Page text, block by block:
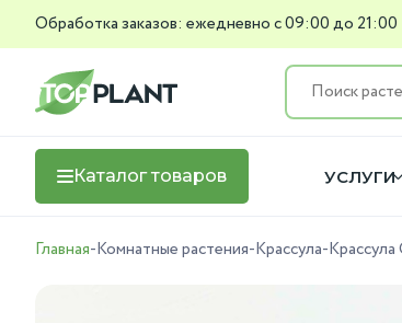
Обработка заказов: ежедневно с 09:00 до 21:00
Каталог товаров УСЛУГИ
Главная-Комнатные растения-Крассула-